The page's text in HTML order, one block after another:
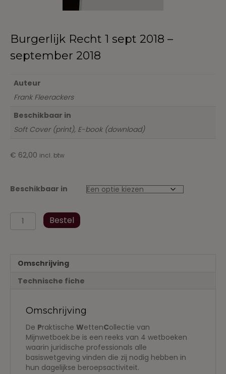
Burgerlijk Recht 1 sept 2018 –
september 2018
Auteur
Frank Fleerackers
Beschikbaar in
Soft Cover (print), E-book (download)
€ 62,00 incl. btw
Beschikbaar in
Burgerlijk
Recht
september
Bestel
Omschrijving
Technische fiche
Omschrijving
De Praktische WettenCollectie van
Mijnwetboek.be is een reeks van 4 wetboeken
waarin juridische professionals alle
basiswetgeving vinden die zij nodig hebben in
hun dagelijkse beroepsactiviteit.